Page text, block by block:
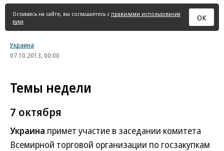
страница
Оставаясь на сайте, вы соглашаетесь с правилами использования
куки
ОК
Украина
07.10.2013, 00:00
Темы недели
7 октября
Украина примет участие в заседании комитета
Всемирной торговой организации по госзакупкам